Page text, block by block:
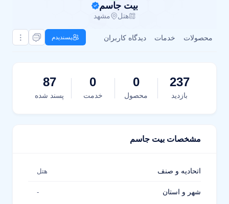
بیت جاسم
هتل مشهد
محصولات خدمات دیدگاه کاربران پسندیدم
237
بازدید
0
محصول
0
خدمت
87
پسند شده
مشخصات بیت جاسم
اتحادیه و صنف هتل
شهر و استان -